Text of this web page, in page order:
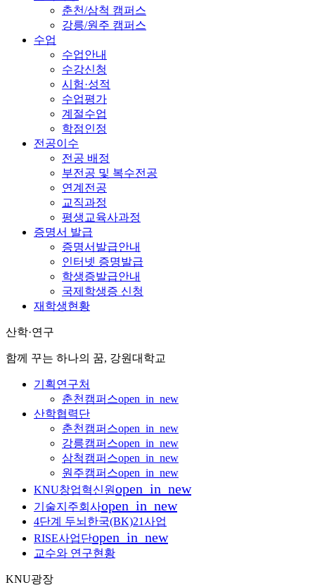
춘천/삼척 캠퍼스
강릉/원주 캠퍼스
수업
수업안내
수강신청
시험·성적
수업평가
계절수업
학점인정
전공이수
전공 배정
부전공 및 복수전공
연계전공
교직과정
평생교육사과정
증명서 발급
증명서발급안내
인터넷 증명발급
학생증발급안내
국제학생증 신청
재학생현황
산학·연구
함께 꾸는 하나의 꿈, 강원대학교
기획연구처
춘천캠퍼스open_in_new
산학협력단
춘천캠퍼스open_in_new
강릉캠퍼스open_in_new
삼척캠퍼스open_in_new
원주캠퍼스open_in_new
KNU창업혁신원open_in_new
기술지주회사open_in_new
4단계 두뇌한국(BK)21사업
RISE사업단open_in_new
교수와 연구현황
KNU광장